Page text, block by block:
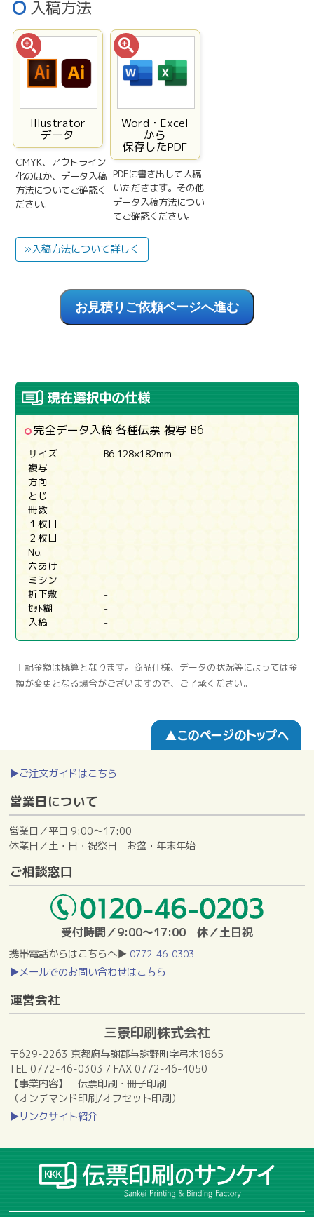
入稿方法
Illustrator
データ
CMYK、アウトライン
化のほか、データ入稿
方法についてご確認く
ださい。
Word・Excel
から
保存したPDF
PDFに書き出して入稿
いただきます。その他
データ入稿方法につい
てご確認ください。
»入稿方法について詳しく
完全データ入稿 各種伝票 複写 B6
サイズ
B6 128×182mm
複写
-
方向
-
とじ
-
冊数
-
１枚目
-
２枚目
-
No.
-
穴あけ
-
ミシン
-
折下敷
-
ｾｯﾄ糊
-
入稿
-
上記金額は概算となります。商品仕様、データの状況等によっては金
額が変更となる場合がございますので、ご了承ください。
▶ご注文ガイドはこちら
営業日について
営業日／平日 9:00～17:00
休業日／土・日・祝祭日 お盆・年末年始
ご相談窓口
受付時間／9:00～17:00 休／土日祝
携帯電話からはこちらへ▶ 0772-46-0303
▶メールでのお問い合わせはこちら
運営会社
三景印刷株式会社
〒629-2263 京都府与謝郡与謝野町字弓木1865
TEL 0772-46-0303 / FAX 0772-46-4050
【事業内容】 伝票印刷・冊子印刷
（オンデマンド印刷/オフセット印刷）
▶リンクサイト紹介